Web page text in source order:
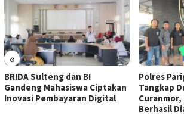
«
BRIDA Sulteng dan BI
Gandeng Mahasiswa Ciptakan
Inovasi Pembayaran Digital
Polres
Tangkap
Berhasil